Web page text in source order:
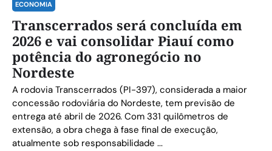
ECONOMIA
Transcerrados será concluída em
2026 e vai consolidar Piauí como
potência do agronegócio no
Nordeste
A rodovia Transcerrados (PI-397), considerada a maior
concessão rodoviária do Nordeste, tem previsão de
entrega até abril de 2026. Com 331 quilômetros de
extensão, a obra chega à fase final de execução,
atualmente sob responsabilidade ...